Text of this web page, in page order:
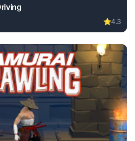
⭐4.3
Driving online free. adventure